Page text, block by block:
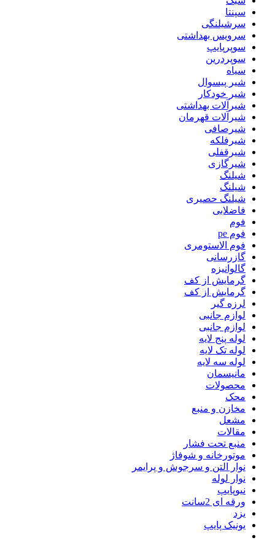
سپنتا
سرشیلنگی
سرویس بهداشتی
سوپرپایپ
سوپردرین
سیاه
شیر پیسوال
شیر خودکار
شیرآلات بهداشتی
شیرآلات قهرمان
شیرصافی
شیرفلکه
شیرقفلی
شیرگازی
شیلنگ
شیلنگ
شیلنگ حصیری
فاضلابی
فوم
فوم pe
فوم الاستومری
گازرسانی
گالوانیزه
گرمایش از کف
گرمایش از کف
لرزه گیر
لوازم جانبی
لوازم جانبی
لوله پنج لایه
لوله تک لایه
لوله سه لایه
مانیسمان
محصولات
محک
مخازن و منبع
مشعل
مقالات
منبع تحت فشار
موتورخانه و شوفاژ
نوار التن و سرجوش و پرایمر
نوار لوله
نیوپایپ
ورقه ای 2سانت
یزد
یونیک پایپ